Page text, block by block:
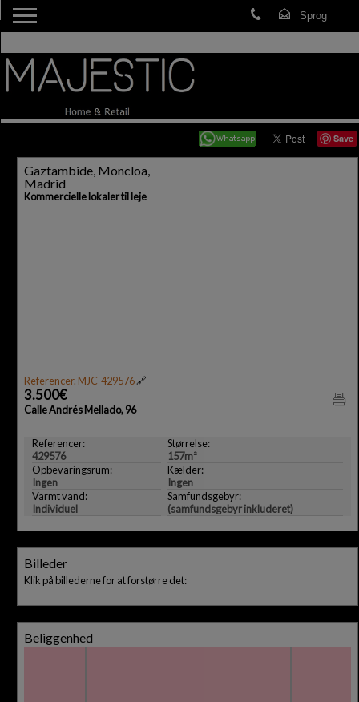
Save
Gaztambide, Moncloa,
Madrid
Kommercielle lokaler til leje
Referencer. MJC-429576🔗
3.500€
Calle Andrés Mellado, 96
Referencer:
429576
Størrelse:
157m²
Opbevaringsrum:
Ingen
Kælder:
Ingen
Varmt vand:
Individuel
Samfundsgebyr:
(samfundsgebyr inkluderet)
Billeder
Klik på billederne for at forstørre det:
Beliggenhed